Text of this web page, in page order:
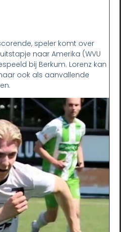
speler komt over
naar Amerika (WVU
bij Berkum. Lorenz kan
ook als aanvallende